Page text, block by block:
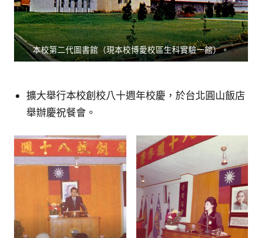
本校第二代圖書館（現本校博愛校區生科實驗一館）。
擴大舉行本校創校八十週年校慶，於台北圓山飯店
舉辦慶祝餐會。